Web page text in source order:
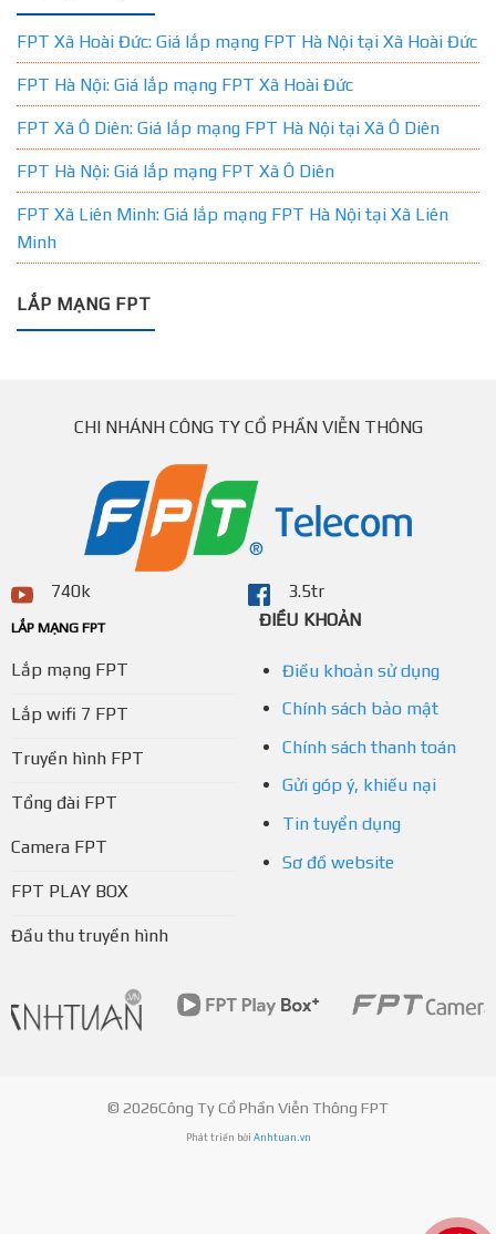
FPT Xã Hoài Đức: Giá lắp mạng FPT Hà Nội tại Xã Hoài Đức
FPT Hà Nội: Giá lắp mạng FPT Xã Hoài Đức
FPT Xã Ô Diên: Giá lắp mạng FPT Hà Nội tại Xã Ô Diên
FPT Hà Nội: Giá lắp mạng FPT Xã Ô Diên
FPT Xã Liên Minh: Giá lắp mạng FPT Hà Nội tại Xã Liên
Minh
LẮP MẠNG FPT
CHI NHÁNH CÔNG TY CỔ PHẦN VIỄN THÔNG
740k 3.5tr
LẮP MẠNG FPT
Lắp mạng FPT
Lắp wifi 7 FPT
Truyền hình FPT
Tổng đài FPT
Camera FPT
FPT PLAY BOX
Đầu thu truyền hình
ĐIỀU KHOẢN
Điều khoản sử dụng
Chính sách bảo mật
Chính sách thanh toán
Gửi góp ý, khiếu nại
Tin tuyển dụng
Sơ đồ website
© 2026Công Ty Cổ Phần Viễn Thông FPT
Phát triển bởi Anhtuan.vn